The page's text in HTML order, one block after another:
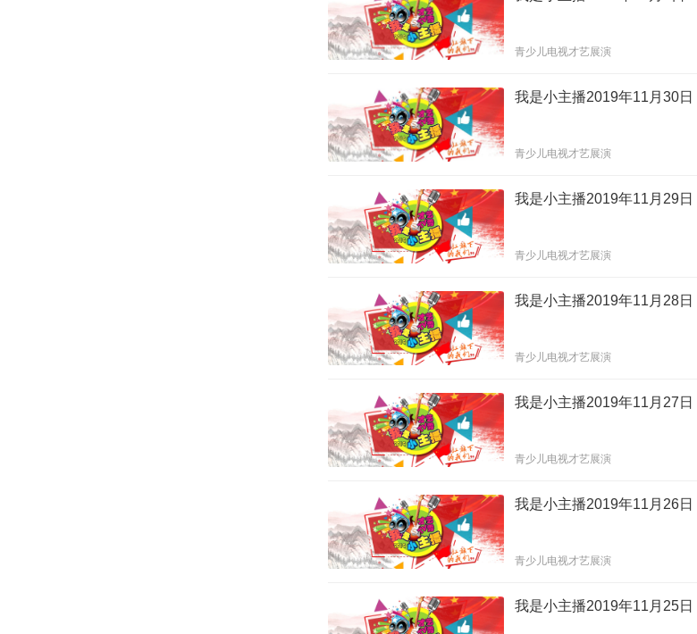
青少儿电视才艺展演
我是小主播2019年11月30日
青少儿电视才艺展演
我是小主播2019年11月29日
青少儿电视才艺展演
我是小主播2019年11月28日
青少儿电视才艺展演
我是小主播2019年11月27日
青少儿电视才艺展演
我是小主播2019年11月26日
青少儿电视才艺展演
我是小主播2019年11月25日